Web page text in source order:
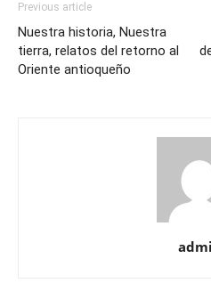
Previous article
Nuestra historia, Nuestra
tierra, relatos del retorno al
Oriente antioqueño